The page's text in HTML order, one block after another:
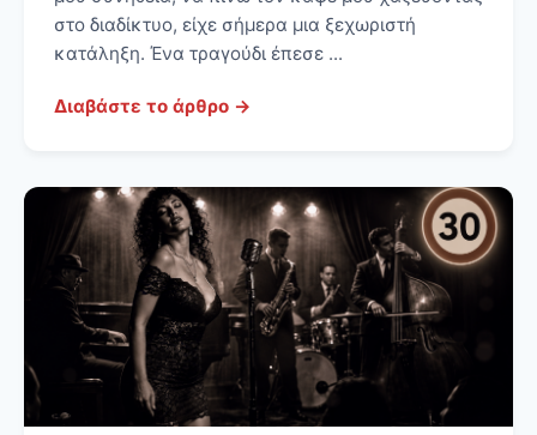
στο διαδίκτυο, είχε σήμερα μια ξεχωριστή
κατάληξη. Ένα τραγούδι έπεσε ...
Διαβάστε το άρθρο →